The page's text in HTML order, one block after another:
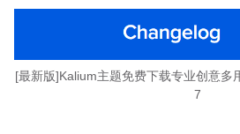
[最新版]Kalium主题免费下载专业创意多
7